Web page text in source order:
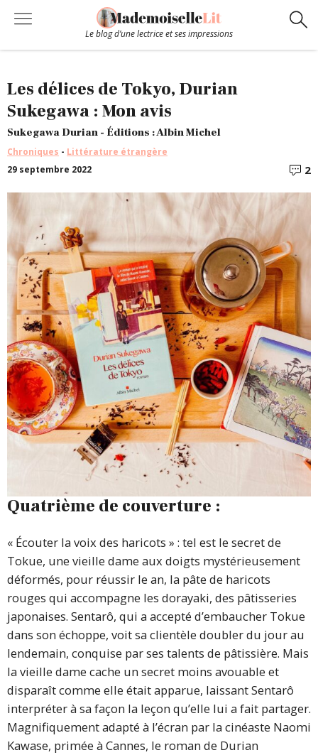
Le blog d’une lectrice et ses impressions
Coups de coeur
Hors-Série
Bibliothèque
Contact
Les délices de Tokyo, Durian
Sukegawa : Mon avis
Sukegawa Durian - Éditions : Albin Michel
Chroniques - Littérature étrangère
29 septembre 2022
2
Quatrième de couverture :
« Écouter la voix des haricots » : tel est le secret de
Tokue, une vieille dame aux doigts mystérieusement
déformés, pour réussir le an, la pâte de haricots
rouges qui accompagne les dorayaki, des pâtisseries
japonaises. Sentarô, qui a accepté d’embaucher Tokue
dans son échoppe, voit sa clientèle doubler du jour au
lendemain, conquise par ses talents de pâtissière. Mais
la vieille dame cache un secret moins avouable et
disparaît comme elle était apparue, laissant Sentarô
interpréter à sa façon la leçon qu’elle lui a fait partager.
Magnifiquement adapté à l’écran par la cinéaste Naomi
Kawase, primée à Cannes, le roman de Durian